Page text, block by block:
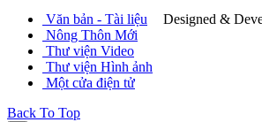
Designed &
Văn bản - Tài liệu
Nông Thôn Mới
Thư viện Video
Thư viện Hình ảnh
Một cửa điện tử
Back To Top